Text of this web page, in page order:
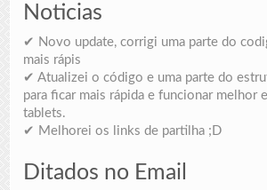
Noticias
✔ Novo update, corrigi uma parte do
mais rápis
✔ Atualizei o código e uma parte do
para ficar mais rápida e funcionar melhor
tablets.
✔ Melhorei os links de partilha ;D
Ditados no Email